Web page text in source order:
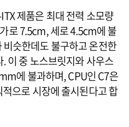
제품은 최대 전력 소모량
로 7.5cm, 세로 4.5cm에 불
슷한데도 불구하고 온전한
이 중 노스브릿지와 사우스
에 불과하며, CPU인 C7은
으로 시장에 출시된다고 합